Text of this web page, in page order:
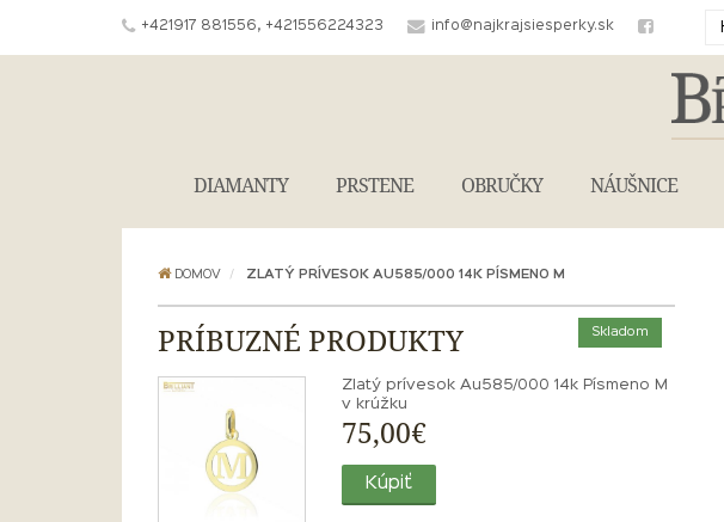
+421917 881556, +421556224323 info@najkrajsiesperky.sk
DIAMANTY PRSTENE OBRUČKY NÁUŠNICE
DOMOV ZLATÝ PRÍVESOK AU585/000 14K PÍSMENO M
Skladom
PRÍBUZNÉ PRODUKTY
Zlatý prívesok Au585/000 14k Písmeno M
v krúžku
75,00€
Kúpiť